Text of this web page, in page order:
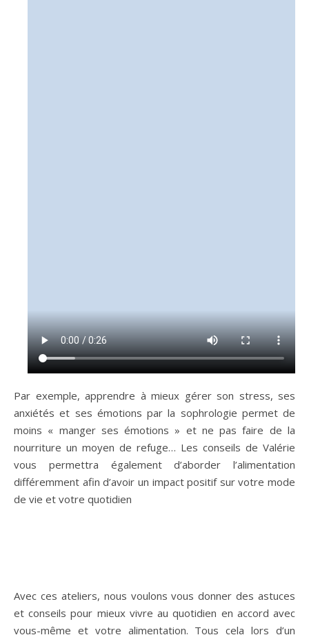
Par exemple, apprendre à mieux gérer son stress, ses
anxiétés et ses émotions par la sophrologie permet de
moins « manger ses émotions » et ne pas faire de la
nourriture un moyen de refuge… Les conseils de Valérie
vous permettra également d’aborder l’alimentation
différemment afin d’avoir un impact positif sur votre mode
de vie et votre quotidien
Avec ces ateliers, nous voulons vous donner des astuces
et conseils pour mieux vivre au quotidien en accord avec
vous-même et votre alimentation. Tous cela lors d’un